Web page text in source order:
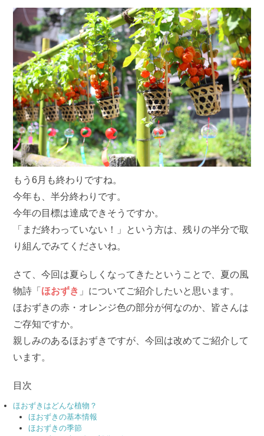
もう6月も終わりですね。
今年も、半分終わりです。
今年の目標は達成できそうですか。
「まだ終わっていない！」という方は、残りの半分で取
り組んでみてくださいね。
さて、今回は夏らしくなってきたということで、夏の風
物詩「 ほおずき 」についてご紹介したいと思います。
ほおずきの赤・オレンジ色の部分が何なのか、皆さんは
ご存知ですか。
親しみのあるほおずきですが、今回は改めてご紹介して
います。
目次
ほおずきはどんな植物？
ほおずきの基本情報
ほおずきの季節